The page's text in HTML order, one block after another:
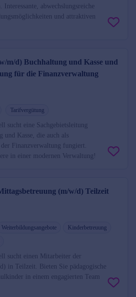
Interessante, abwechslungsreiche
und attraktiven
m/d) Buchhaltung und Kasse und
für die Finanzverwaltung
Tarifvergütung
sucht eine Sachgebietsleitung
Kasse, die auch als
Finanzverwaltung fungiert.
in einer modernen Verwaltung!
(m/w/d) Teilzeit
Weiterbildungsangebote
Kinderbetreuung
sucht einen Mitarbeiter der
in Teilzeit. Bieten Sie pädagogische
in einem engagierten Team